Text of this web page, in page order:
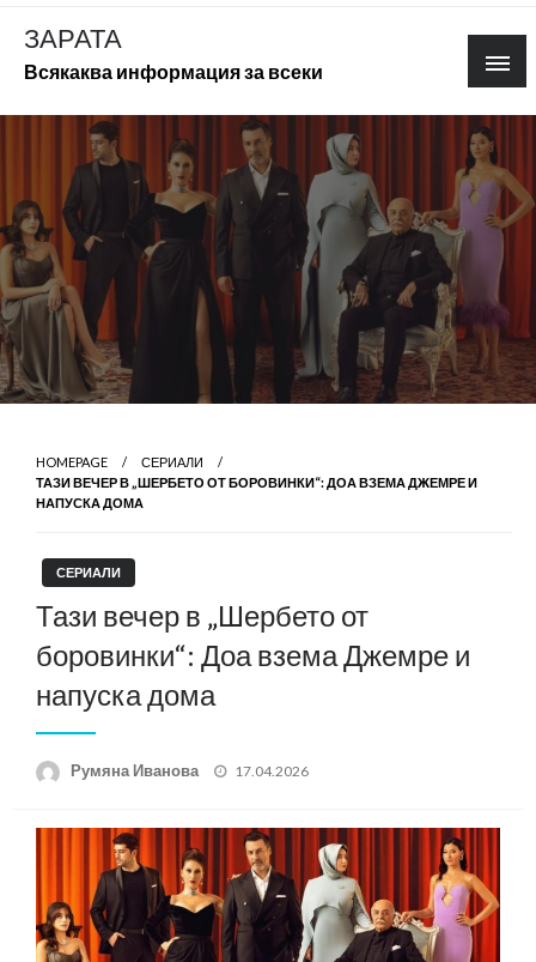
Skip
content
ЗАРАТА
Всякаква информация за всеки
HOMEPAGE
СЕРИАЛИ
ТАЗИ ВЕЧЕР В „ШЕРБЕТО ОТ БОРОВИНКИ“: ДОА ВЗЕМА ДЖЕМРЕ И
НАПУСКА ДОМА
СЕРИАЛИ
Тази вечер в „Шербето от
боровинки“: Доа взема Джемре и
напуска дома
Румяна Иванова
Posted
17.04.2026